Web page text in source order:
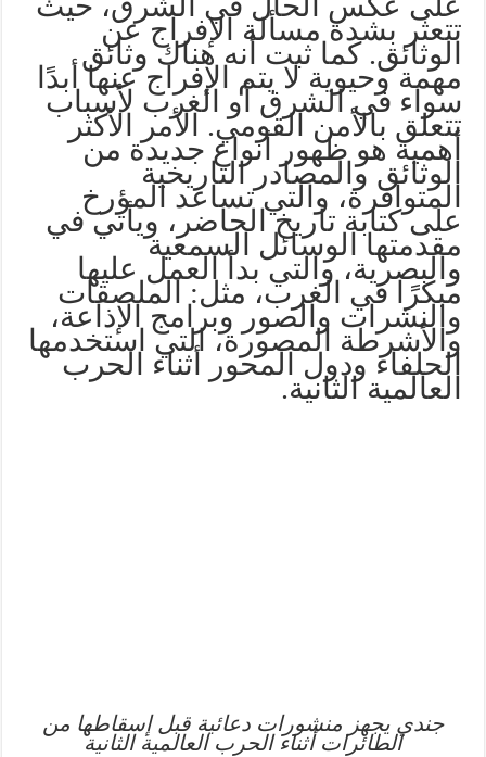
تتعثر بشدة مسألة الإفراج عن
الوثائق. كما ثبت أنه هناك وثائق
مهمة وحيوية لا يتم الإفراج عنها أبدًا
سواء في الشرق أو الغرب لأسباب
تتعلق بالأمن القومي. الأمر الأكثر
أهمية هو ظهور أنواع جديدة من
الوثائق والمصادر التاريخية
المتوافرة، والتي تساعد المؤرخ
على كتابة تاريخ الحاضر، ويأتي في
مقدمتها الوسائل السمعية
والبصرية، والتي بدأ العمل عليها
مبكرًا في الغرب، مثل: الملصقات
والنشرات والصور وبرامج الإذاعة،
والأشرطة المصورة، التي استخدمها
الحلفاء ودول المحور أثناء الحرب
العالمية الثانية.
جندي يجهز منشورات دعائية قبل إسقاطها من
الطائرات أثناء الحرب العالمية الثانية